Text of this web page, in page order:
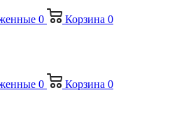
0 Корзина 0
0 Корзина 0